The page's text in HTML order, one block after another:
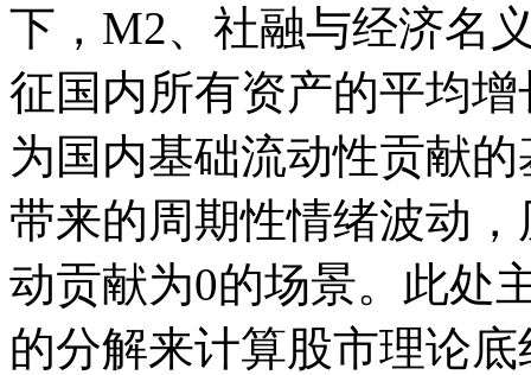
下，M2、社融与经济名
征国内所有资产的平均
为国内基础流动性贡献
带来的周期性情绪波动
动贡献为0的场景。此处
的分解来计算股市理论底